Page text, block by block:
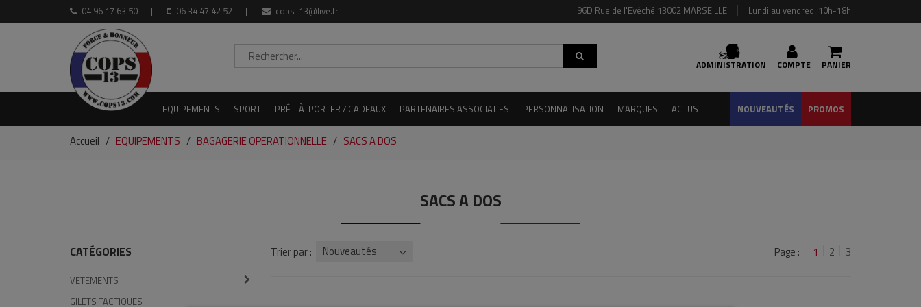
04 96 17 63 50 06 34 47 42 52 cops-13@live.fr 96D Rue de l'Evêché 13002 MARSEILLE Lundi au vendredi 10h-18h
PANIER
COMPTE
ADMINISTRATION
EQUIPEMENTS SPORT PRÊT-À-PORTER / CADEAUX PARTENAIRES ASSOCIATIFS PERSONNALISATION MARQUES ACTUS PROMOS
NOUVEAUTÉS
Accueil EQUIPEMENTS BAGAGERIE OPERATIONNELLE SACS A DOS
SACS A DOS
CATÉGORIES
VETEMENTS
GILETS TACTIQUES
Trier par : Nouveautés Page : 1 2 3